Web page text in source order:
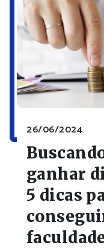
26/06/2024
ganhar
5 dicas